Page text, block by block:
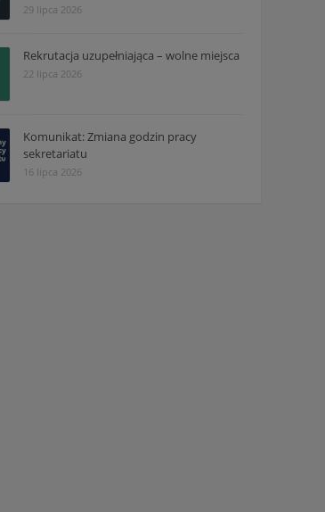
29 lipca 2026
Rekrutacja uzupełniająca – wolne miejsca
22 lipca 2026
Komunikat: Zmiana godzin pracy
sekretariatu
16 lipca 2026